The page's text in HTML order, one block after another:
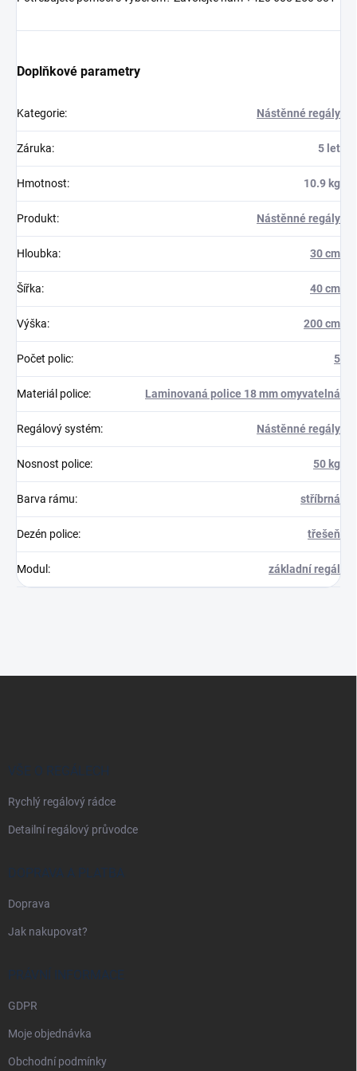
Doplňkové parametry
Kategorie: Nástěnné regály
Záruka: 5 let
Hmotnost: 10.9 kg
Produkt: Nástěnné regály
Hloubka: 30 cm
Šířka: 40 cm
Výška: 200 cm
Počet polic: 5
Materiál police: Laminovaná police 18 mm omyvatelná
Regálový systém: Nástěnné regály
Nosnost police: 50 kg
Barva rámu: stříbrná
Dezén police: třešeň
Modul : základní regál
VŠE O REGÁLECH
Rychlý regálový rádce
Detailní regálový průvodce
DOPRAVA A PLATBA
Doprava
Jak nakupovat?
PRÁVNÍ INFORMACE
GDPR
Moje objednávka
Obchodní podmínky